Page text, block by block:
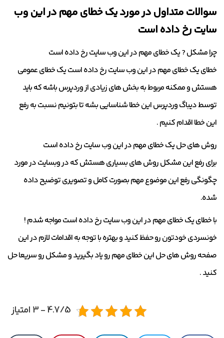
سوالات متداول در مورد یک خطای مهم در این وب
سایت رخ داده است
چرا مشکل ? یک خطای مهم در این وب سایت رخ داده است
خطای یک خطای مهم در این وب سایت رخ داده است یک خطای عمومی
هستش و ممکنه مربوط به بخش های زیادی از وردپرس باشه که باید
توسط دیباگ وردپرس این خطا شناسایی بشه تا بتونیم نسبت به رفع
این خطا اقدام کنیم .
روش های حل یک خطای مهم در این وب سایت رخ داده است
برای رفع این مشکل روش های بسیاری هستش که در وبسایت در مورد
چگونگی رفع این موضوع مهم بصورت کامل و تصویری توضیح داده
شده.
با خطای یک خطای مهم در این وب سایت رخ داده است مواجه شدم !
خونسردی خودتون رو حفظ کنید و بهتره با توجه به اقدامات لازم در این
صفحه روش های حل این خطای مهم رو یاد بگیرید و مشکل رو سریعا حل
کنید .
4.7/5 - 3 امتیاز